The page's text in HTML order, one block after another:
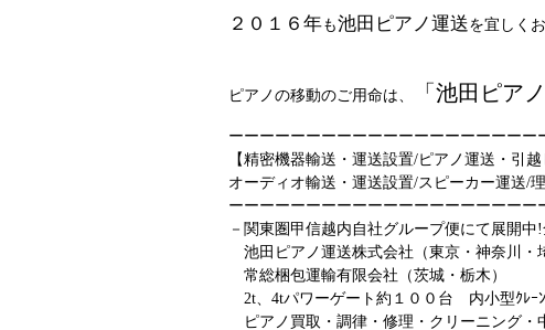
２０１６年も池田ピアノ運送を宜しく
ピアノの移動のご用命は、 「池田ピア
ーーーーーーーーーーーーーーーーーーー
【精密機器輸送・運送設置/ピアノ運送・引
オーディオ輸送・運送設置/スピーカー運送/
ーーーーーーーーーーーーーーーーーーー
－関東圏甲信越内自社グループ便にて展開中
池田ピアノ運送株式会社（東京・神奈川
常総梱包運輸有限会社（茨城・栃木）
2t、4tパワーゲート約１００台 内小型ｸﾚｰ
ピアノ買取・調律・修理・クリーニング・